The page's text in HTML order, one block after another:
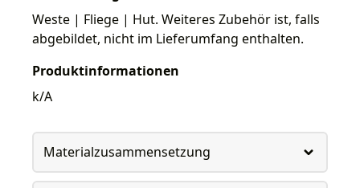
Weste | Fliege | Hut. Weiteres Zubehör ist, falls
abgebildet, nicht im Lieferumfang enthalten.
Produktinformationen
k/A
Materialzusammensetzung